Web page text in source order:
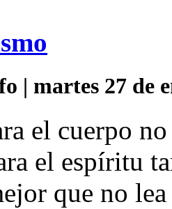
| martes 27 de
el cuerpo
el espíritu
que no